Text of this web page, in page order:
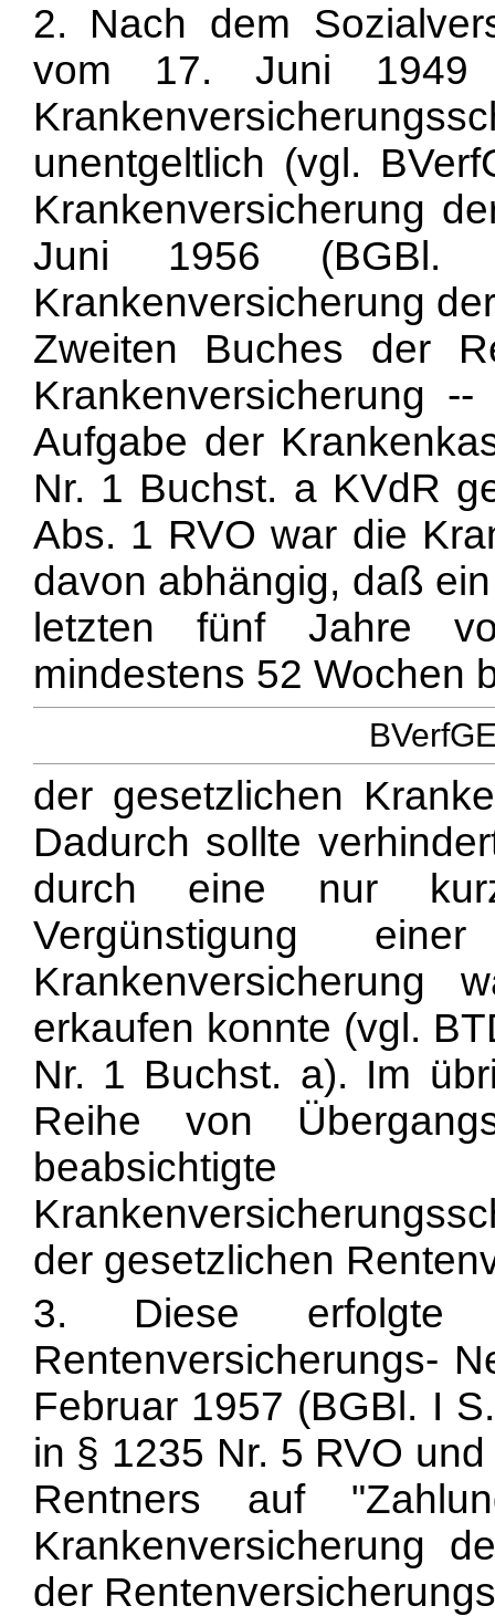
2. Nach dem
vom 17. Juni
unentgeltlich (vgl.
Krankenversicherung
Juni 1956
Krankenversicherung
Zweiten Buches der
Krankenversicherung
Aufgabe der
Nr. 1 Buchst. a KVdR
Abs. 1 RVO war die
davon abhängig, daß
letzten fünf Jahre
mindestens 52 Wochen
der gesetzlichen
Dadurch sollte
durch eine nur
Vergünstigung
Krankenversicherung
erkaufen konnte (vgl.
Nr. 1 Buchst. a). Im
Reihe von
beabsichtigte
der gesetzlichen
3. Diese
Rentenversicherungs-
Februar 1957 (BGBl. I
in § 1235 Nr. 5 RVO
Rentners auf
Krankenversicherung
der